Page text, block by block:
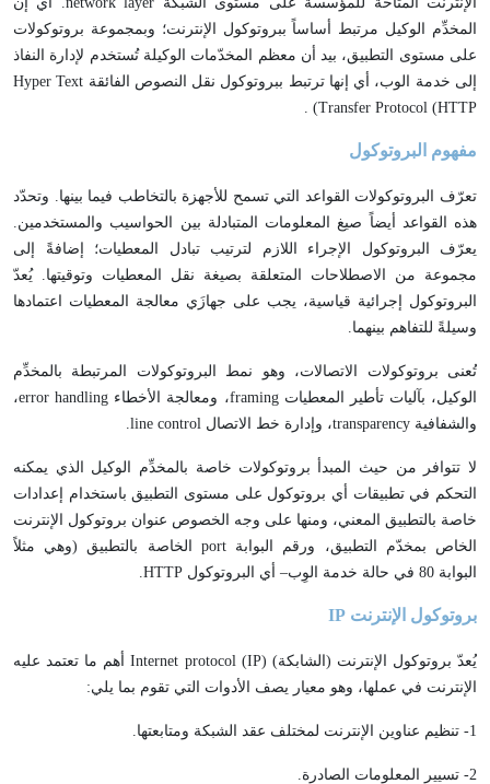
المخدِّم الوكيل مرتبط أساساً ببروتوكول الإنترنت؛ وبمجموعة بروتوكولات
على مستوى التطبيق، بيد أن معظم المخدّمات الوكيلة تُستخدم لإدارة النفاذ
إلى خدمة الوب، أي إنها ترتبط ببروتوكول نقل النصوص الفائقة Hyper Text
(Transfer Protocol (HTTP .
مفهوم البروتوكول
تعرّف البروتوكولات القواعد التي تسمح للأجهزة بالتخاطب فيما بينها. وتحدّد
هذه القواعد أيضاً صيغ المعلومات المتبادلة بين الحواسيب والمستخدمين.
يعرّف البروتوكول الإجراء اللازم لترتيب تبادل المعطيات؛ إضافةً إلى
مجموعة من الاصطلاحات المتعلقة بصيغة نقل المعطيات وتوقيتها. يُعدّ
البروتوكول إجرائية قياسية، يجب على جهازَي معالجة المعطيات اعتمادها
وسيلةً للتفاهم بينهما.
تُعنى بروتوكولات الاتصالات، وهو نمط البروتوكولات المرتبطة بالمخدِّم
الوكيل، بآليات تأطير المعطيات framing، ومعالجة الأخطاء error handling،
والشفافية transparency، وإدارة خط الاتصال line control.
لا تتوافر من حيث المبدأ بروتوكولات خاصة بالمخدِّم الوكيل الذي يمكنه
التحكم في تطبيقات أي بروتوكول على مستوى التطبيق باستخدام إعدادات
خاصة بالتطبيق المعني، ومنها على وجه الخصوص عنوان بروتوكول الإنترنت
الخاص بمخدّم التطبيق، ورقم البوابة port الخاصة بالتطبيق (وهي مثلاً
البوابة 80 في حالة خدمة الوِب– أي البروتوكول HTTP.
بروتوكول الإنترنت IP
يُعدّ بروتوكول الإنترنت (الشابكة) Internet protocol (IP) أهم ما تعتمد عليه
الإنترنت في عملها، وهو معيار يصف الأدوات التي تقوم بما يلي:
1- تنظيم عناوين الإنترنت لمختلف عقد الشبكة ومتابعتها.
2- تسيير المعلومات الصادرة.